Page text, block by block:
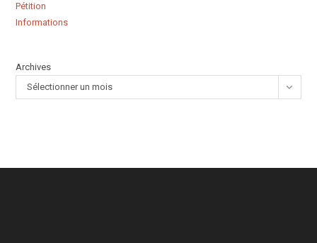
Pétition
Informations
Archives
Sélectionner un mois